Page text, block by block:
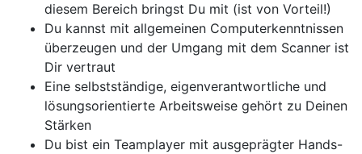
diesem Bereich bringst Du mit (ist von Vorteil!)
Du kannst mit allgemeinen Computerkenntnissen
überzeugen und der Umgang mit dem Scanner ist
Dir vertraut
Eine selbstständige, eigenverantwortliche und
lösungsorientierte Arbeitsweise gehört zu Deinen
Stärken
Du bist ein Teamplayer mit ausgeprägter Hands-